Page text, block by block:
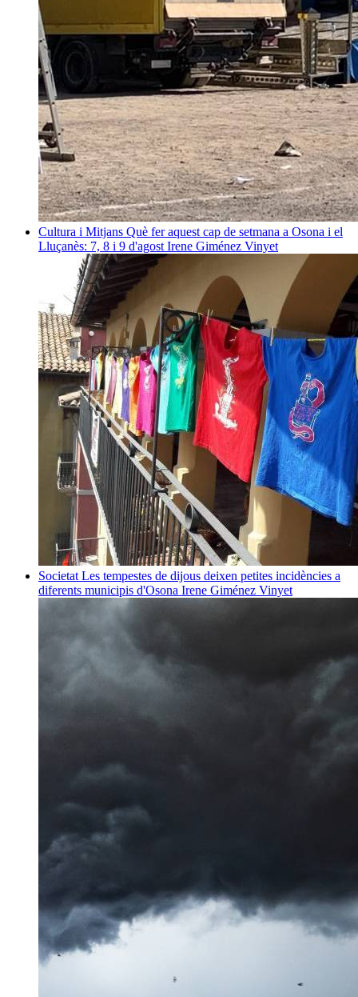
Cultura i Mitjans Què fer aquest cap de setmana a Osona i el
Lluçanès: 7, 8 i 9 d'agost Irene Giménez Vinyet
Societat Les tempestes de dijous deixen petites incidències a
diferents municipis d'Osona Irene Giménez Vinyet